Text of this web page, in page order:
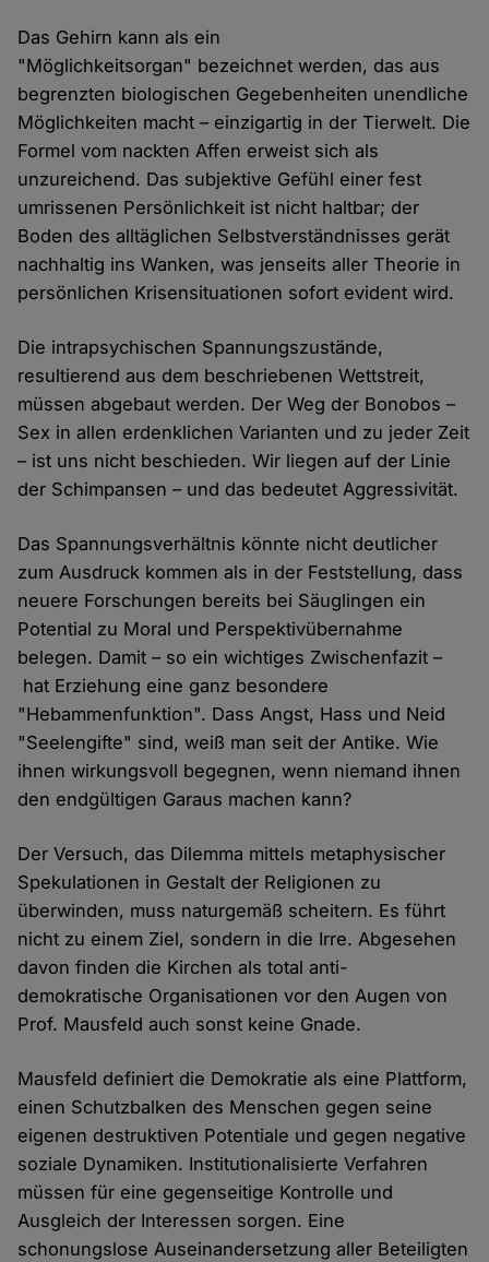
Das Gehirn kann als ein
"Möglichkeitsorgan" bezeichnet werden, das aus
begrenzten biologischen Gegebenheiten unendliche
Möglichkeiten macht – einzigartig in der Tierwelt. Die
Formel vom nackten Affen erweist sich als
unzureichend. Das subjektive Gefühl einer fest
umrissenen Persönlichkeit ist nicht haltbar; der
Boden des alltäglichen Selbstverständnisses gerät
nachhaltig ins Wanken, was jenseits aller Theorie in
persönlichen Krisensituationen sofort evident wird.
Die intrapsychischen Spannungszustände,
resultierend aus dem beschriebenen Wettstreit,
müssen abgebaut werden. Der Weg der Bonobos –
Sex in allen erdenklichen Varianten und zu jeder Zeit
– ist uns nicht beschieden. Wir liegen auf der Linie
der Schimpansen – und das bedeutet Aggressivität.
Das Spannungsverhältnis könnte nicht deutlicher
zum Ausdruck kommen als in der Feststellung, dass
neuere Forschungen bereits bei Säuglingen ein
Potential zu Moral und Perspektivübernahme
belegen. Damit – so ein wichtiges Zwischenfazit –
hat Erziehung eine ganz besondere
"Hebammenfunktion". Dass Angst, Hass und Neid
"Seelengifte" sind, weiß man seit der Antike. Wie
ihnen wirkungsvoll begegnen, wenn niemand ihnen
den endgültigen Garaus machen kann?
Der Versuch, das Dilemma mittels metaphysischer
Spekulationen in Gestalt der Religionen zu
überwinden, muss naturgemäß scheitern. Es führt
nicht zu einem Ziel, sondern in die Irre. Abgesehen
davon finden die Kirchen als total anti-
demokratische Organisationen vor den Augen von
Prof. Mausfeld auch sonst keine Gnade.
Mausfeld definiert die Demokratie als eine Plattform,
einen Schutzbalken des Menschen gegen seine
eigenen destruktiven Potentiale und gegen negative
soziale Dynamiken. Institutionalisierte Verfahren
müssen für eine gegenseitige Kontrolle und
Ausgleich der Interessen sorgen. Eine
schonungslose Auseinandersetzung aller Beteiligten